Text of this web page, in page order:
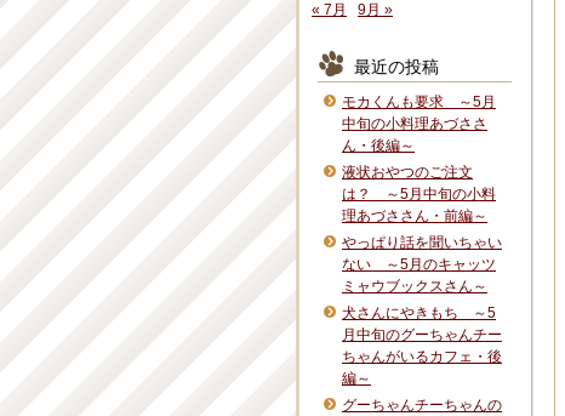
« 7月
9月 »
最近の投稿
モカくんも要求 ～5月
中旬の小料理あづささ
ん・後編～
液状おやつのご注文
は？ ～5月中旬の小料
理あづささん・前編～
やっぱり話を聞いちゃい
ない ～5月のキャッツ
ミャウブックスさん～
犬さんにやきもち ～5
月中旬のグーちゃんチー
ちゃんがいるカフェ・後
編～
グーちゃんチーちゃんの